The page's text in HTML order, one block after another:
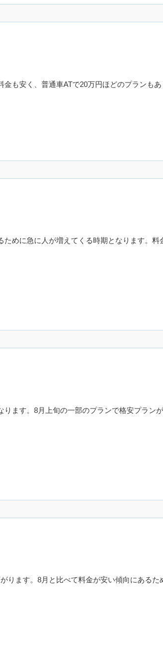
も安く、普通車ATで20万円ほどのプランも
めに急に人が増えてくる時期となります。料
ます。8月上旬の一部のプランで格安プラン
ります。8月と比べて料金が安い傾向にあるた